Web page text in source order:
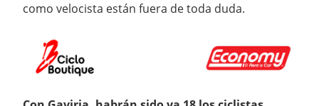
como velocista están fuera de toda duda.